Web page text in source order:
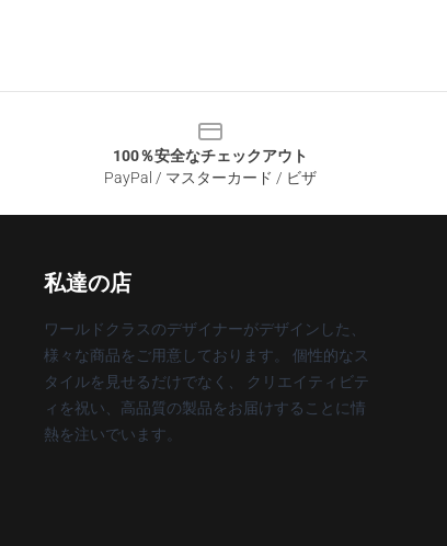
100％安全なチェックアウト
PayPal / マスターカード / ビザ
私達の店
ワールドクラスのデザイナーがデザインした、
様々な商品をご用意しております。 個性的なス
タイルを見せるだけでなく、 クリエイティビテ
ィを祝い、高品質の製品をお届けすることに情
熱を注いでいます。